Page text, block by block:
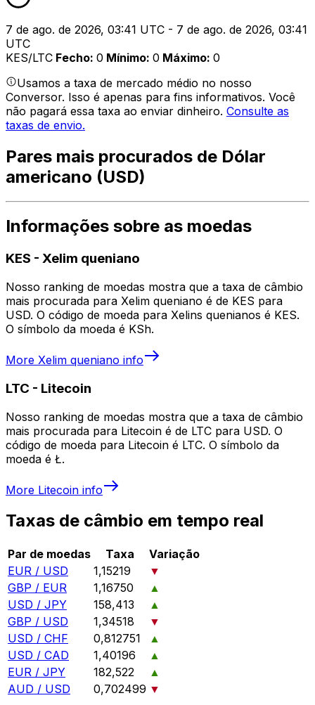
7 de ago. de 2026, 03:41 UTC - 7 de ago. de 2026, 03:41
UTC
KES/LTC Fecho: 0 Mínimo: 0 Máximo: 0
Usamos a taxa de mercado médio no nosso
Conversor. Isso é apenas para fins informativos. Você
não pagará essa taxa ao enviar dinheiro. Consulte as
taxas de envio.
Pares mais procurados de Dólar
americano (USD)
Informações sobre as moedas
KES - Xelim queniano
Nosso ranking de moedas mostra que a taxa de câmbio
mais procurada para Xelim queniano é de KES para
USD. O código de moeda para Xelins quenianos é KES.
O símbolo da moeda é KSh.
More Xelim queniano info
LTC - Litecoin
Nosso ranking de moedas mostra que a taxa de câmbio
mais procurada para Litecoin é de LTC para USD. O
código de moeda para Litecoin é LTC. O símbolo da
moeda é Ł.
More Litecoin info
Taxas de câmbio em tempo real
Par de moedas Taxa
Variação
EUR / USD
1,15219
▼
GBP / EUR
1,16750
▲
USD / JPY
158,413
▲
GBP / USD
1,34518
▼
USD / CHF
0,812751
▲
USD / CAD
1,40196
▲
EUR / JPY
182,522
▲
AUD / USD
0,702499 ▼